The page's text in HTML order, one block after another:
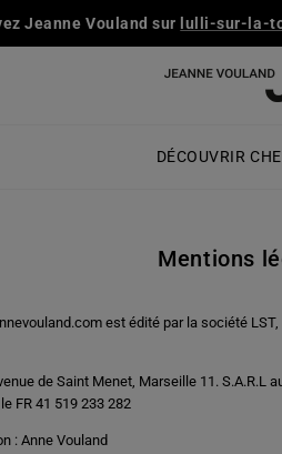
Jeanne Vouland sur lulli-sur-la-
DÉCOUVRIR
Mentions
est édité par la société
de Saint Menet, Marseille 11. S.A.R.L
FR 41 519 233 282
: Anne Vouland